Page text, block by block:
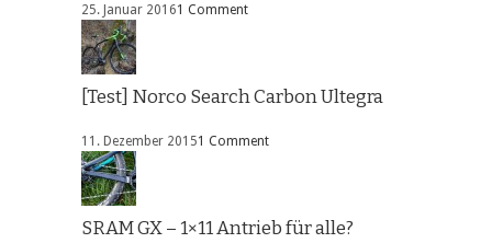
25. Januar 20161 Comment
[Test] Norco Search Carbon Ultegra
11. Dezember 20151 Comment
SRAM GX – 1×11 Antrieb für alle?